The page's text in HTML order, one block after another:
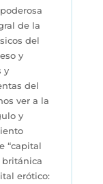
de la
del
y
y
del
ver a la
y
“capital
británica
erótico: